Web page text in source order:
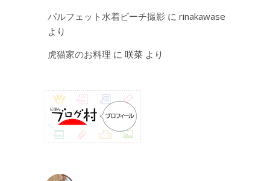
パルフェット水着ビーチ撮影 に rinakawase
より
虎猫家のお料理 に 咲菜 より